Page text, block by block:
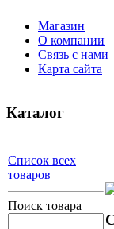
Магазин
О компании
Связь с нами
Карта сайта
Каталог
Список всех
товаров
Поиск товара